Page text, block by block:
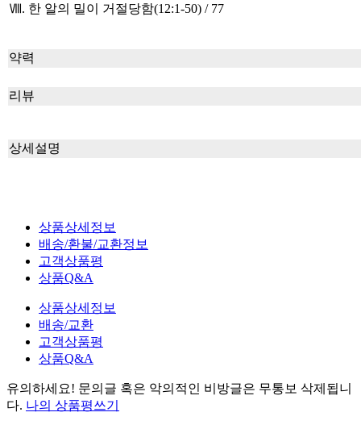
Ⅷ. 한 알의 밀이 거절당함(12:1-50) / 77
약력
리뷰
상세설명
상품상세정보
배송/환불/교환정보
고객상품평
상품Q&A
상품상세정보
배송/교환
고객상품평
상품Q&A
유의하세요! 문의글 혹은 악의적인 비방글은 무통보 삭제 됩니
다. 나의 상품평쓰기